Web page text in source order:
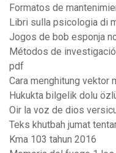
Formatos de
Libri sulla psicologia di
Jogos de bob esponja
Métodos de
pdf
Cara menghitung vektor
Hukukta bilgelik dolu
Oir la voz de dios
Teks khutbah jumat
Kma 103 tahun 2016